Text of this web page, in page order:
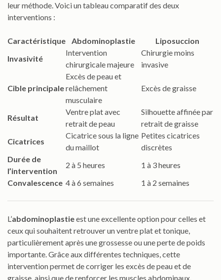
leur méthode. Voici un tableau comparatif des deux
interventions :
Caractéristique Abdominoplastie
Liposuccion
Invasivité
Intervention
chirurgicale majeure
Chirurgie moins
invasive
Cible principale
Excès de peau et
relâchement
musculaire
Excès de graisse
Résultat
Ventre plat avec
retrait de peau
Silhouette affinée par
retrait de graisse
Cicatrices
Cicatrice sous la ligne
du maillot
Petites cicatrices
discrètes
Durée de
l’intervention
2 à 5 heures
1 à 3 heures
Convalescence 4 à 6 semaines 1 à 2 semaines
L’abdominoplastieest une excellente option pour celles et
ceux qui souhaitent retrouver un ventre plat et tonique,
particulièrement après une grossesse ou une perte de poids
importante. Grâce aux différentes techniques, cette
intervention permet de corriger les excès de peau et de
graisse, ainsi que de renforcer les muscles abdominaux.